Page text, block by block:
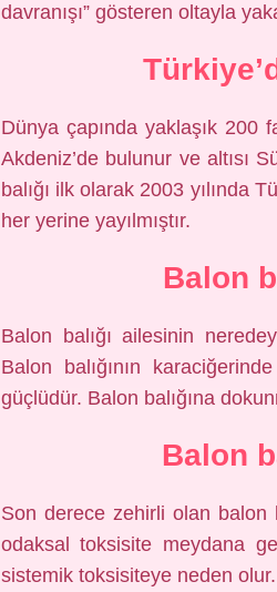
davranışı” gösteren oltayla
Dünya çapında yaklaşık 200
Akdeniz’de bulunur ve altısı
balığı ilk olarak 2003 yılında
her yerine yayılmıştır.
Balon
Balon balığı ailesinin
Balon balığının
güçlüdür. Balon balığına
Balon
Son derece zehirli olan balon
odaksal toksisite meydana
sistemik toksisiteye neden olur.